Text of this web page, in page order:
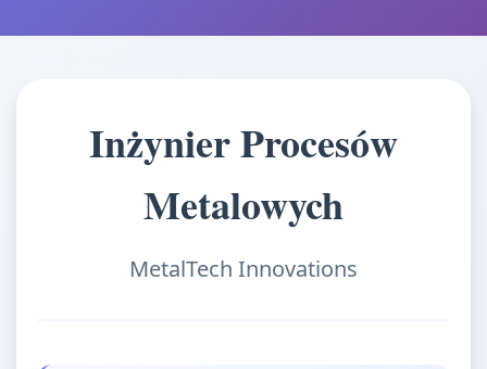
Inżynier Procesów
Metalowych
MetalTech Innovations